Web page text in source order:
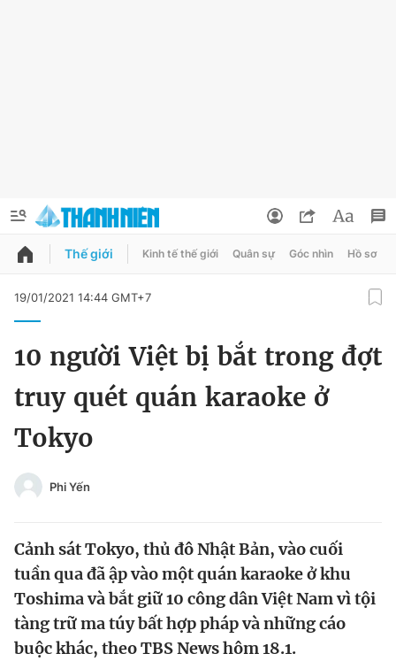
QUẢNG CÁO
Chuyên mục
Chào ngày mới
Video Magazine
Sản phẩm khác
Đổi mật khẩu
Tin đã lưu
Tin đã xem
Đăng xuất
Thế giới Kinh tế thế giới Quân sự Góc nhìn Hồ sơ
19/01/2021 14:44 GMT+7
10 người Việt bị bắt trong đợt
truy quét quán karaoke ở
Tokyo
Phi Yến
Cảnh sát Tokyo, thủ đô Nhật Bản, vào cuối
tuần qua đã ập vào một quán karaoke ở khu
Toshima và bắt giữ 10 công dân Việt Nam vì tội
tàng trữ ma túy bất hợp pháp và những cáo
buộc khác, theo TBS News hôm 18.1.